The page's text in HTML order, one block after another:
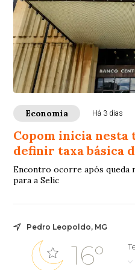
Economia Há 3 dias
Copom inicia
definir taxa básica
Encontro ocorre após queda
para a Selic
Pedro Leopoldo, MG
16°